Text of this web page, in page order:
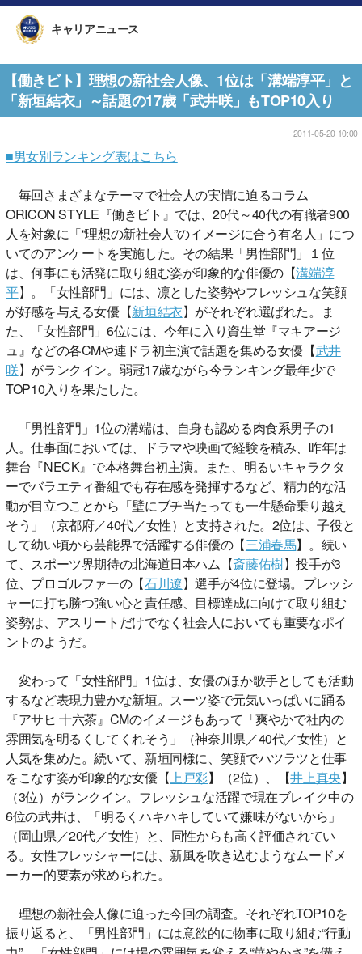
キャリアニュース
【働きビト】理想の新社会人像、1位は「溝端淳平」と
「新垣結衣」～話題の17歳「武井咲」もTOP10入り
2011-05-20 10:00
■男女別ランキング表はこちら
毎回さまざまなテーマで社会人の実情に迫るコラム
ORICON STYLE『働きビト』では、20代～40代の有職者900
人を対象に「“理想の新社会人”のイメージに合う有名人」につ
いてのアンケートを実施した。その結果「男性部門」１位
は、何事にも活発に取り組む姿が印象的な俳優の【溝端淳
平】。「女性部門」には、凛とした姿勢やフレッシュな笑顔
が好感を与える女優【新垣結衣】がそれぞれ選ばれた。ま
た、「女性部門」6位には、今年に入り資生堂『マキアージ
ュ』などの各CMや連ドラ初主演で話題を集める女優【武井
咲】がランクイン。弱冠17歳ながら今ランキング最年少で
TOP10入りを果たした。
「男性部門」1位の溝端は、自身も認める肉食系男子の1
人。仕事面においては、ドラマや映画で経験を積み、昨年は
舞台『NECK』で本格舞台初主演。また、明るいキャラクタ
ーでバラエティ番組でも存在感を発揮するなど、精力的な活
動が目立つことから「壁にブチ当たっても一生懸命乗り越え
そう」（京都府／40代／女性）と支持された。2位は、子役と
して幼い頃から芸能界で活躍する俳優の【三浦春馬】。続い
て、スポーツ界期待の北海道日本ハム【斎藤佑樹】投手が3
位、プロゴルファーの【石川遼】選手が4位に登場。プレッシ
ャーに打ち勝つ強い心と責任感、目標達成に向けて取り組む
姿勢は、アスリートだけでなく社会人においても重要なポイ
ントのようだ。
変わって「女性部門」1位は、女優のほか歌手としても活動
するなど表現力豊かな新垣。スーツ姿で元気いっぱいに踊る
『アサヒ 十六茶』CMのイメージもあって「爽やかで社内の
雰囲気を明るくしてくれそう」（神奈川県／40代／女性）と
人気を集めた。続いて、新垣同様に、笑顔でハツラツと仕事
をこなす姿が印象的な女優【 上戸彩】（2位）、【井上真央】
（3位）がランクイン。フレッシュな活躍で現在ブレイク中の
6位の武井は、「明るくハキハキしていて嫌味がないから」
（岡山県／20代／女性）と、同性からも高く評価されてい
る。女性フレッシャーには、新風を吹き込むようなムードメ
ーカー的要素が求められた。
理想の新社会人像に迫った今回の調査。それぞれTOP10を
振り返ると、「男性部門」には意欲的に物事に取り組む“行動